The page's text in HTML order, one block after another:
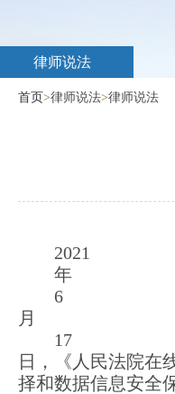
律师说法
首页>律师说法>律师说法
2021
年
6
月
17
日，《人民法院在
择和数据信息安全